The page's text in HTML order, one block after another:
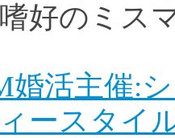
好のミス
婚活主催:
ースタイ